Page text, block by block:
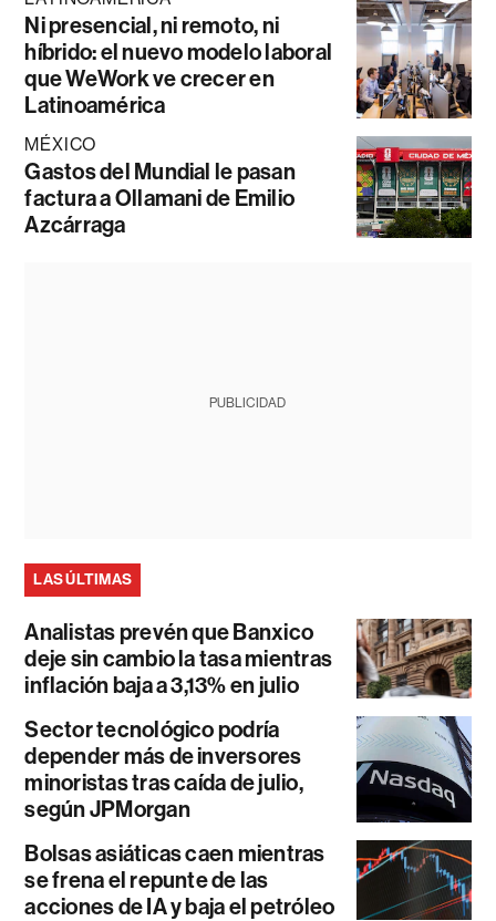
Ni presencial, ni remoto, ni
híbrido: el nuevo modelo laboral
que WeWork ve crecer en
Latinoamérica
MÉXICO
Gastos del Mundial le pasan
factura a Ollamani de Emilio
Azcárraga
PUBLICIDAD
LAS ÚLTIMAS
Analistas prevén que Banxico
deje sin cambio la tasa mientras
inflación baja a 3,13% en julio
Sector tecnológico podría
depender más de inversores
minoristas tras caída de julio,
según JPMorgan
Bolsas asiáticas caen mientras
se frena el repunte de las
acciones de IA y baja el petróleo